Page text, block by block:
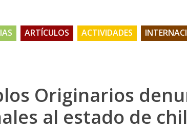
ARTÍCULOS ACTIVIDADES
Originarios
al estado de